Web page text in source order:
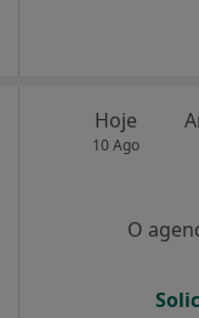
Hoje
10 Ago
O